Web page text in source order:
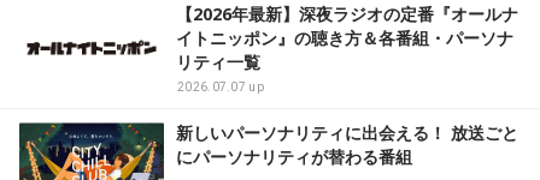
【2026年最新】深夜ラジオの定番『オールナ
イトニッポン』の聴き方＆各番組・パーソナ
リティ一覧
2026.07.07 up
新しいパーソナリティに出会える！ 放送ごと
にパーソナリティが替わる番組